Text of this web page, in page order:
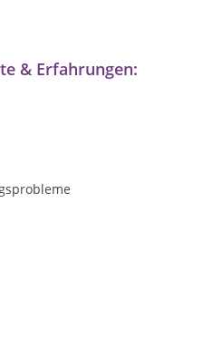
& Erfahrungen: